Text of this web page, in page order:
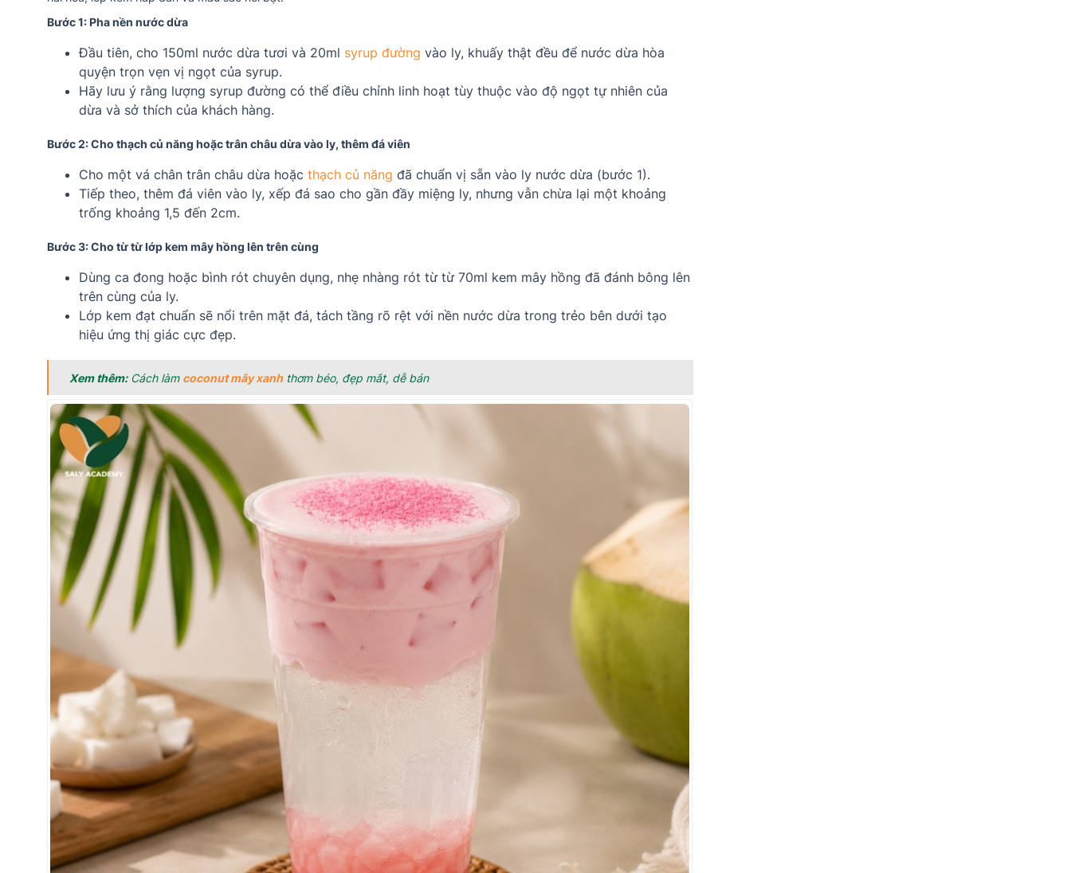
Bước 1: Pha nền nước dừa
Đầu tiên, cho 150ml nước dừa tươi và 20ml syrup đường vào ly, khuấy thật đều để nước dừa hòa
quyện trọn vẹn vị ngọt của syrup.
Hãy lưu ý rằng lượng syrup đường có thể điều chỉnh linh hoạt tùy thuộc vào độ ngọt tự nhiên của
dừa và sở thích của khách hàng.
Bước 2: Cho thạch củ năng hoặc trân châu dừa vào ly, thêm đá viên
Cho một vá chân trân châu dừa hoặc thạch củ năng đã chuẩn vị sẵn vào ly nước dừa (bước 1).
Tiếp theo, thêm đá viên vào ly, xếp đá sao cho gần đầy miệng ly, nhưng vẫn chừa lại một khoảng
trống khoảng 1,5 đến 2cm.
Bước 3: Cho từ từ lớp kem mây hồng lên trên cùng
Dùng ca đong hoặc bình rót chuyên dụng, nhẹ nhàng rót từ từ 70ml kem mây hồng đã đánh bông lên
trên cùng của ly.
Lớp kem đạt chuẩn sẽ nổi trên mặt đá, tách tầng rõ rệt với nền nước dừa trong trẻo bên dưới tạo
hiệu ứng thị giác cực đẹp.
Xem thêm:Cách làm coconut mây xanhthơm béo, đẹp mắt, dễ bán